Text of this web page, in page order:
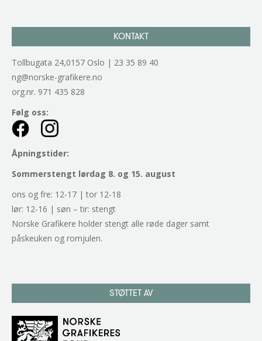
KONTAKT
Tollbugata 24,0157 Oslo | 23 35 89 40
ng@norske-grafikere.no
org.nr. 971 435 828
Følg oss:
Åpningstider:
Sommerstengt lørdag 8. og 15. august
ons og fre: 12-17 | tor 12-18
lør: 12-16 | søn – tir: stengt
Norske Grafikere holder stengt alle røde dager samt
påskeuken og romjulen.
STØTTET AV